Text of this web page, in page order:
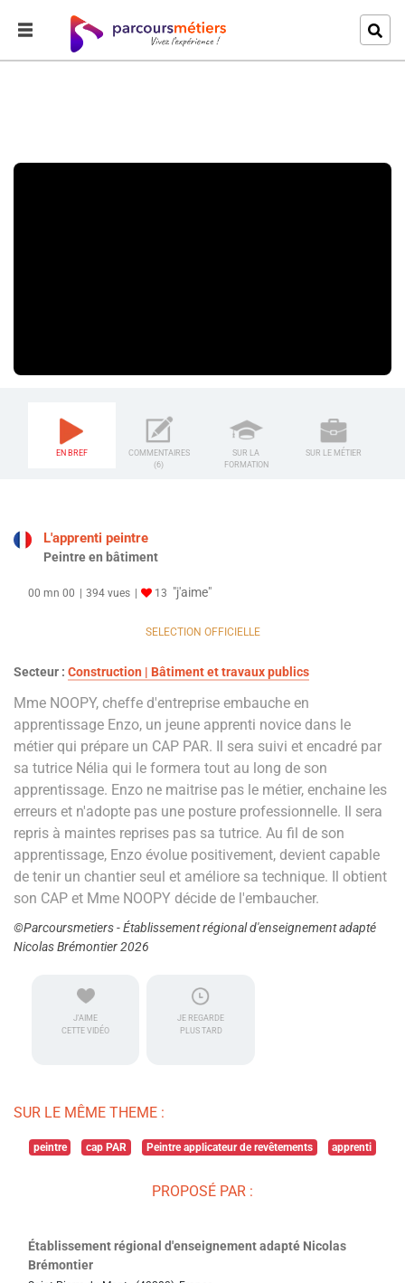
EN BREF
COMMENTAIRES
(6)
SUR LA
FORMATION
SUR LE MÉTIER
L'apprenti peintre
Peintre en bâtiment
00 mn 00 394 vues 13 "j'aime"
SELECTION OFFICIELLE
Secteur : Construction | Bâtiment et travaux publics
Mme NOOPY, cheffe d'entreprise embauche en
apprentissage Enzo, un jeune apprenti novice dans le
métier qui prépare un CAP PAR. Il sera suivi et encadré par
sa tutrice Nélia qui le formera tout au long de son
apprentissage. Enzo ne maitrise pas le métier, enchaine les
erreurs et n'adopte pas une posture professionnelle. Il sera
repris à maintes reprises pas sa tutrice. Au fil de son
apprentissage, Enzo évolue positivement, devient capable
de tenir un chantier seul et améliore sa technique. Il obtient
son CAP et Mme NOOPY décide de l'embaucher.
©Parcoursmetiers - Établissement régional d'enseignement adapté
Nicolas Brémontier 2026
J'AIME
CETTE VIDÉO
JE REGARDE
PLUS TARD
SUR LE MÊME THEME :
peintre cap PAR Peintre applicateur de revêtements apprenti
PROPOSÉ PAR :
Établissement régional d'enseignement adapté Nicolas
Brémontier